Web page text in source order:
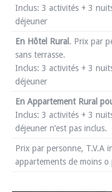
Inclus: 3 activités + 3
déjeuner
En Hôtel Rural . Prix par
sans terrasse.
Inclus: 3 activités + 3
déjeuner
En Appartement Rural
Inclus: 3 activités + 3
déjeuner n’est pas inclus.
Prix par personne, T.V.A
appartements de moins o